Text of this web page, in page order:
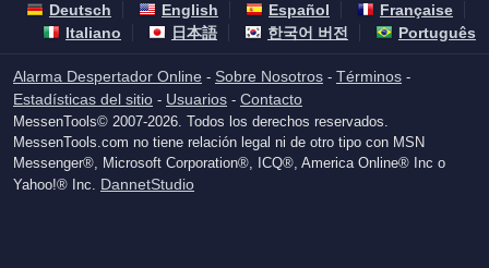
Deutsch English Español
Française
Italiano
日本語 한국어 버전 Português
Alarma Despertador Online - Sobre Nosotros - Términos -
Estadísticas del sitio - Usuarios - Contacto
MessenTools© 2007-2026. Todos los derechos reservados.
MessenTools.com no tiene relación legal ni de otro tipo con MSN
Messenger®, Microsoft Corporation®, ICQ®, America Online® Inc o
Yahoo!® Inc. DannetStudio